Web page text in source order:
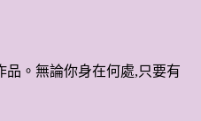
品。無論你身在何處,只要有